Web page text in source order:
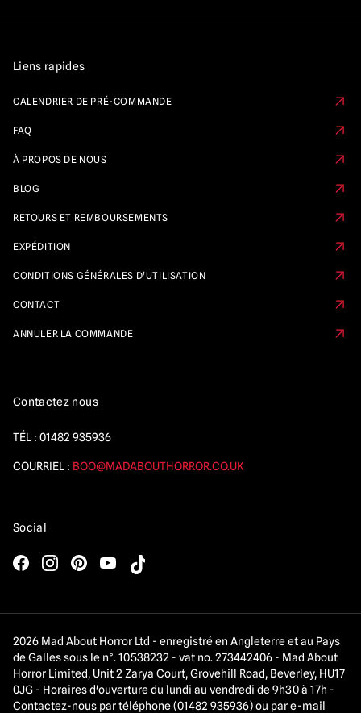
Liens rapides
CALENDRIER DE PRÉ-COMMANDE
FAQ
À PROPOS DE NOUS
BLOG
RETOURS ET REMBOURSEMENTS
EXPÉDITION
CONDITIONS GÉNÉRALES D'UTILISATION
CONTACT
ANNULER LA COMMANDE
Contactez nous
TÉL : 01482 935936
COURRIEL : BOO@MADABOUTHORROR.CO.UK
Social
2026 Mad About Horror Ltd - enregistré en Angleterre et au Pays
de Galles sous le n°. 10538232 - vat no. 273442406 - Mad About
Horror Limited, Unit 2 Zarya Court, Grovehill Road, Beverley, HU17
0JG - Horaires d'ouverture du lundi au vendredi de 9h30 à 17h -
Contactez-nous par téléphone (01482 935936) ou par e-mail